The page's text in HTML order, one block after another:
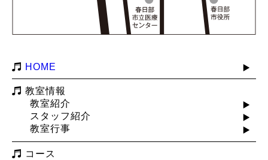
HOME
教室情報
教室紹介
スタッフ紹介
教室行事
コース